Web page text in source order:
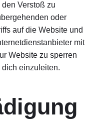
Verstoß zu
oder
auf die Website und
mit
Website zu sperren
einzuleiten.